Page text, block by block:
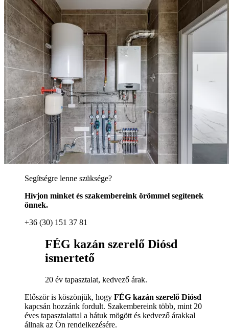
Segítségre lenne szüksége?
Hívjon minket és szakembereink örömmel segítenek
önnek.
+36 (30) 151 37 81
FÉG kazán szerelő Diósd
ismertető
20 év tapasztalat, kedvező árak.
Először is köszönjük, hogy FÉG kazán szerelő Diósd
kapcsán hozzánk fordult. Szakembereink több, mint 20
éves tapasztalattal a hátuk mögött és kedvező árakkal
állnak az Ön rendelkezésére.